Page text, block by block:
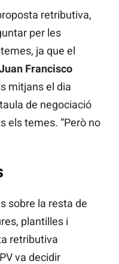
retributiva,
per les
ja que el
Francisco
mitjans el dia
de negociació
els temes. “Però no
sobre la resta de
plantilles i
retributiva
va decidir